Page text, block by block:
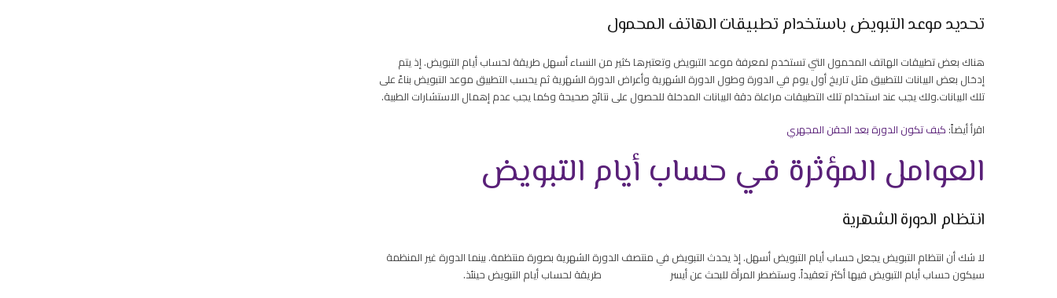
تحديد موعد التبويض باستخدام تطبيقات الهاتف المحمول
هناك بعض تطبيقات الهاتف المحمول التي تستخدم لمعرفة موعد التبويض وتعتبرها كثير من النساء أسهل طريقة لحساب أيام التبويض. إذ يتم
إدخال بعض البيانات للتطبيق مثل تاريخ أول يوم في الدورة وطول الدورة الشهرية وأعراض الدورة الشهرية ثم يحسب التطبيق موعد التبويض بناءً على
تلك البيانات.ولك يجب عند استخدام تلك التطبيقات مراعاة دقة البيانات المدخلة للحصول على نتائج صحيحة وكما يجب عدم إهمال الاستشارات الطبية.
اقرأ أيضاً: كيف تكون الدورة بعد الحقن المجهري
العوامل المؤثرة في حساب أيام التبويض
انتظام الدورة الشهرية
لا شك أن انتظام التبويض يجعل حساب أيام التبويض أسهل. إذ يحدث التبويض في منتصف الدورة الشهرية بصورة منتظمة. بينما الدورة غير المنظمة
سيكون حساب أيام التبويض فيها أكثر تعقيداً. وستضطر المرأة للبحث عن أيسر طريقة لحساب أيام التبويض حينئذ.